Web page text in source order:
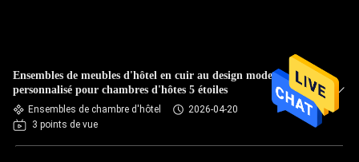
Ensembles de meubles d'hôtel en cuir au design moderne
personnalisé pour chambres d'hôtes 5 étoiles
Ensembles de chambre d'hôtel
2026-04-20
3 points de vue